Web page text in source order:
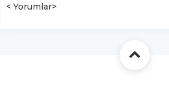
< Yorumlar>